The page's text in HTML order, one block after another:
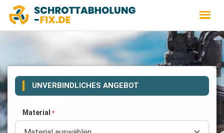
UNVERBINDLICHES ANGEBOT
Material *